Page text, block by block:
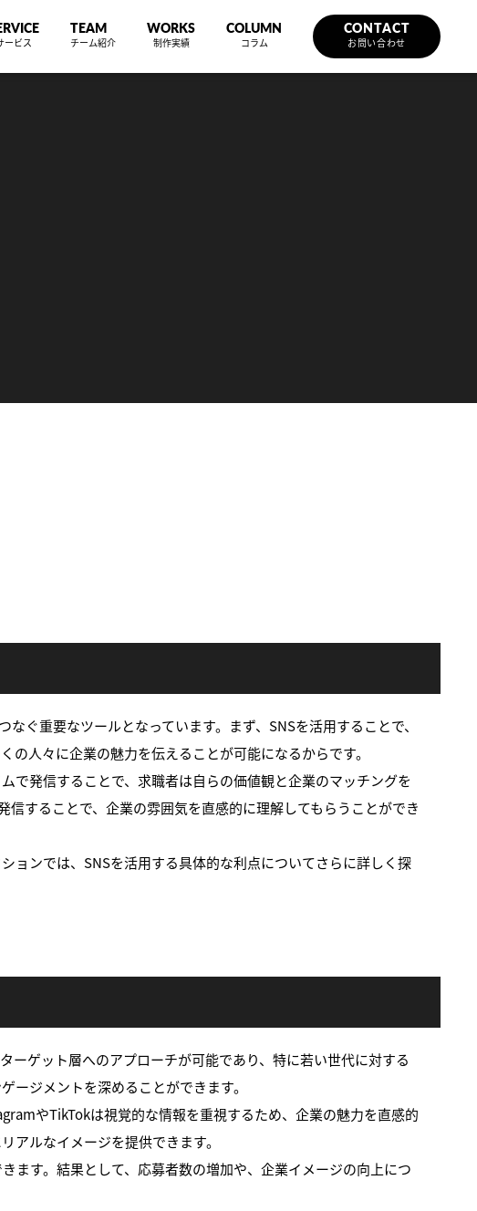
ービス
TEAM
チーム紹介
WORKS
制作実績
COLUMN
コラム
CONTACT
お問い合わせ
ぐ重要なツールとなっています。まず、SNSを活用することで、
人々に企業の魅力を伝えることが可能になるからです。
で発信することで、求職者は自らの価値観と企業のマッチングを
することで、企業の雰囲気を直感的に理解してもらうことができ
ョンでは、SNSを活用する具体的な利点についてさらに詳しく探
ーゲット層へのアプローチが可能であり、特に若い世代に対する
ジメントを深めることができます。
やTikTokは視覚的な情報を重視するため、企業の魅力を直感的
アルなイメージを提供できます。
ます。結果として、応募者数の増加や、企業イメージの向上につ